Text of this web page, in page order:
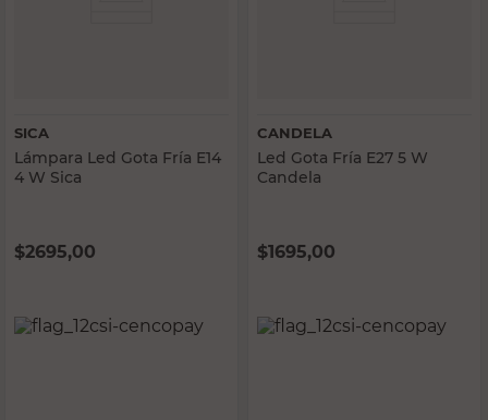
SICA
Lámpara Led Gota Fría E14
4 W Sica
$2695,00
CANDELA
Led Gota Fría E27 5 W
Candela
$1695,00